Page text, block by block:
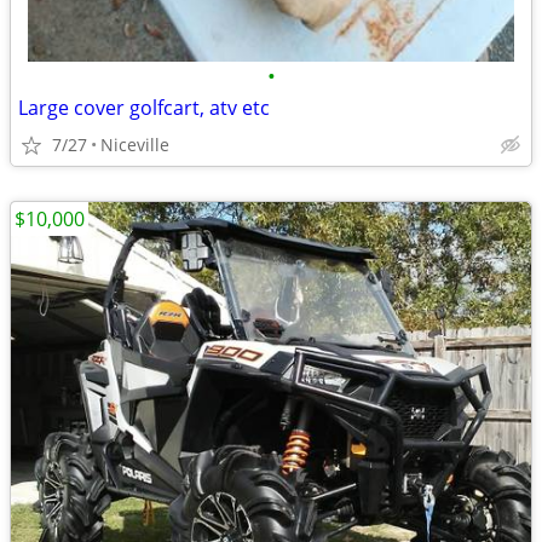
•
Large cover golfcart, atv etc
7/27 Niceville
$10,000